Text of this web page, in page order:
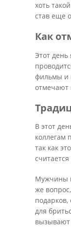
хоть
став еще
Как
Этот
фильмы и
отмечают
В этот
коллегам
так как
Мужчины
же
для
вызывают